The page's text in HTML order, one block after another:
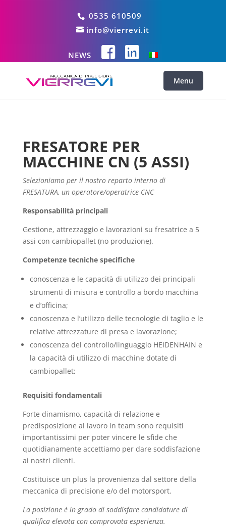
0535 610509
info@vierrevi.it
NEWS
FRESATORE PER
MACCHINE CN (5 ASSI)
Selezioniamo per il nostro reparto interno di
FRESATURA, un operatore/operatrice CNC
Responsabilità principali
Gestione, attrezzaggio e lavorazioni su fresatrice a 5
assi con cambiopallet (no produzione).
Competenze tecniche specifiche
conoscenza e le capacità di utilizzo dei principali
strumenti di misura e controllo a bordo macchina
e d’officina;
conoscenza e l’utilizzo delle tecnologie di taglio e le
relative attrezzature di presa e lavorazione;
conoscenza del controllo/linguaggio HEIDENHAIN e
la capacità di utilizzo di macchine dotate di
cambiopallet;
Requisiti fondamentali
Forte dinamismo, capacità di relazione e
predisposizione al lavoro in team sono requisiti
importantissimi per poter vincere le sfide che
quotidianamente accettiamo per dare soddisfazione
ai nostri clienti.
Costituisce un plus la provenienza dal settore della
meccanica di precisione e/o del motorsport.
La posizione è in grado di soddisfare candidature di
qualifica elevata con comprovata esperienza.